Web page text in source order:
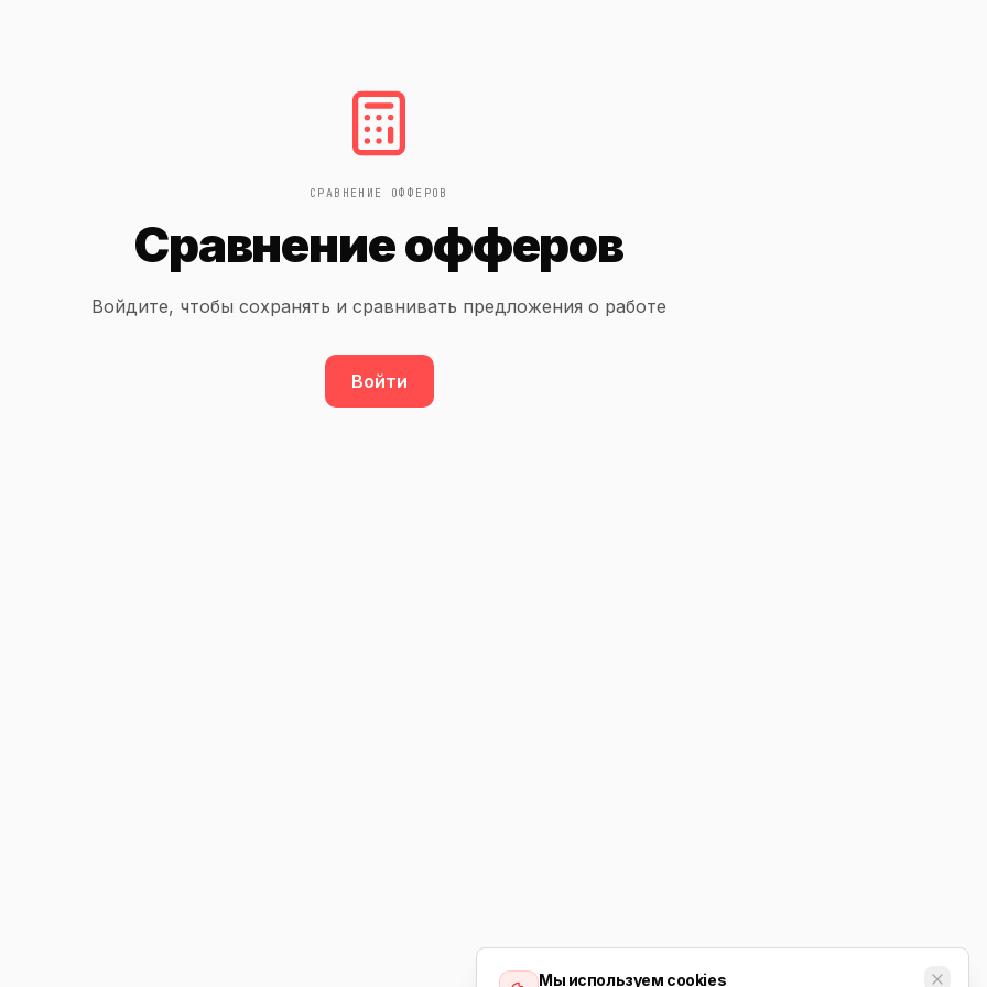
Мы используем cookies
СРАВНЕНИЕ ОФФЕРОВ
Сравнение офферов
Войдите, чтобы сохранять и сравнивать предложения о работе
Войти